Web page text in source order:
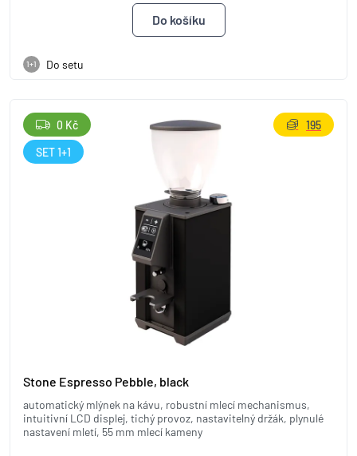
1+1 Do setu
Stone Espresso Pebble, black
automatický mlýnek na kávu, robustní mlecí mechanismus,
intuitivní LCD displej, tichý provoz, nastavitelný držák, plynulé
nastavení mletí, 55 mm mlecí kameny
0 Kč
SET 1+1
195